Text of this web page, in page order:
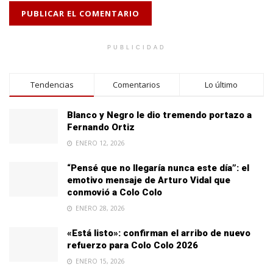
PUBLICIDAD
Tendencias Comentarios Lo último
Blanco y Negro le dio tremendo portazo a
Fernando Ortiz
ENERO 12, 2026
“Pensé que no llegaría nunca este día”: el
emotivo mensaje de Arturo Vidal que
conmovió a Colo Colo
ENERO 28, 2026
«Está listo»: confirman el arribo de nuevo
refuerzo para Colo Colo 2026
ENERO 15, 2026